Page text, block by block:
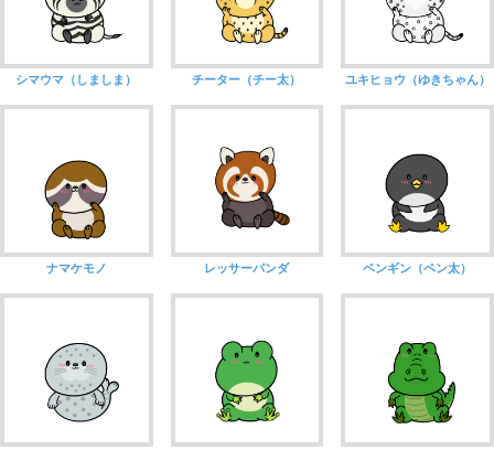
シマウマ（しましま） チーター（チー太） ユキヒョウ（ゆきちゃん）
ナマケモノ レッサーパンダ ペンギン（ペン太）